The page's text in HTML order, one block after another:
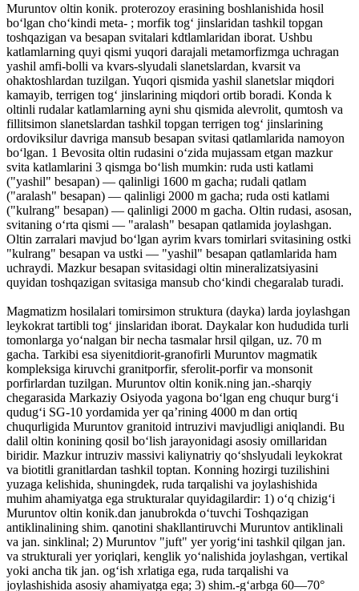
Muruntov oltin konik. proterozoy erasining boshlanishida hosil
boʻlgan choʻkindi meta- ; morfik togʻ jinslaridan tashkil topgan
toshqazigan va besapan svitalari kdtlamlaridan iborat. Ushbu
katlamlarning quyi qismi yuqori darajali metamorfizmga uchragan
yashil amfi-bolli va kvars-slyudali slanetslardan, kvarsit va
ohaktoshlardan tuzilgan. Yuqori qismida yashil slanetslar miqdori
kamayib, terrigen togʻ jinslarining miqdori ortib boradi. Konda k
oltinli rudalar katlamlarning ayni shu qismida alevrolit, qumtosh va
fillitsimon slanetslardan tashkil topgan terrigen togʻ jinslarining
ordoviksilur davriga mansub besapan svitasi qatlamlarida namoyon
boʻlgan. 1 Bevosita oltin rudasini oʻzida mujassam etgan mazkur
svita katlamlarini 3 qismga boʻlish mumkin: ruda usti katlami
("yashil" besapan) — qalinligi 1600 m gacha; rudali qatlam
("aralash" besapan) — qalinligi 2000 m gacha; ruda osti katlami
("kulrang" besapan) — qalinligi 2000 m gacha. Oltin rudasi, asosan,
svitaning oʻrta qismi — "aralash" besapan qatlamida joylashgan.
Oltin zarralari mavjud boʻlgan ayrim kvars tomirlari svitasining ostki
"kulrang" besapan va ustki — "yashil" besapan qatlamlarida ham
uchraydi. Mazkur besapan svitasidagi oltin mineralizatsiyasini
quyidan toshqazigan svitasiga mansub choʻkindi chegaralab turadi.
Magmatizm hosilalari tomirsimon struktura (dayka) larda joylashgan
leykokrat tartibli togʻ jinslaridan iborat. Daykalar kon hududida turli
tomonlarga yoʻnalgan bir necha tasmalar hrsil qilgan, uz. 70 m
gacha. Tarkibi esa siyenitdiorit-granofirli Muruntov magmatik
kompleksiga kiruvchi granitporfir, sferolit-porfir va monsonit
porfirlardan tuzilgan. Muruntov oltin konik.ning jan.-sharqiy
chegarasida Markaziy Osiyoda yagona boʻlgan eng chuqur burgʻi
qudugʻi SG-10 yordamida yer qaʼrining 4000 m dan ortiq
chuqurligida Muruntov granitoid intruzivi mavjudligi aniqlandi. Bu
dalil oltin konining qosil boʻlish jarayonidagi asosiy omillaridan
biridir. Mazkur intruziv massivi kaliynatriy qoʻshslyudali leykokrat
va biotitli granitlardan tashkil toptan. Konning hozirgi tuzilishini
yuzaga kelishida, shuningdek, ruda tarqalishi va joylashishida
muhim ahamiyatga ega strukturalar quyidagilardir: 1) oʻq chizigʻi
Muruntov oltin konik.dan janubrokda oʻtuvchi Toshqazigan
antiklinalining shim. qanotini shakllantiruvchi Muruntov antiklinali
va jan. sinklinal; 2) Muruntov "juft" yer yorigʻini tashkil qilgan jan.
va strukturali yer yoriqlari, kenglik yoʻnalishida joylashgan, vertikal
yoki ancha tik jan. ogʻish xrlatiga ega, ruda tarqalishi va
joylashishida asosiy ahamiyatga ega; 3) shim.-gʻarbga 60—70°